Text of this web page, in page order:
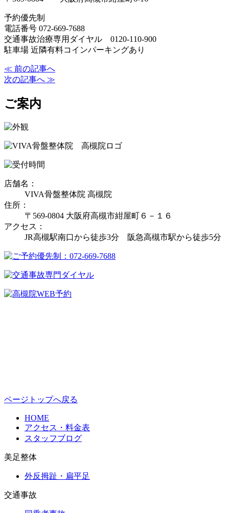
予約優先制
電話番号 072-669-7688
交通事故治療専用ダイヤル 0120-110-900
駐車場 近隣有料コインパーキングあり
≪ 前の記事へ
次の記事へ ≫
ご案内
店舗名：
VIVA骨盤整体院 高槻院
住所：
〒569-0804 大阪府高槻市紺屋町６－１６
アクセス：
JR高槻駅南口から徒歩3分 阪急高槻市駅から徒歩5分
ページトップへ戻る
HOME
アクセス・料金表
スタッフブログ
美足整体
外反拇趾・扁平足
交通事故